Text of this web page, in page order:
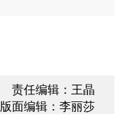
责任编辑：王晶
版面编辑：李丽莎